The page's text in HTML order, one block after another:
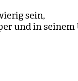
sein,
und in